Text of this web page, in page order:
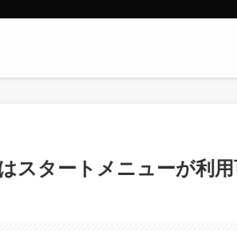
スタートメニューが利